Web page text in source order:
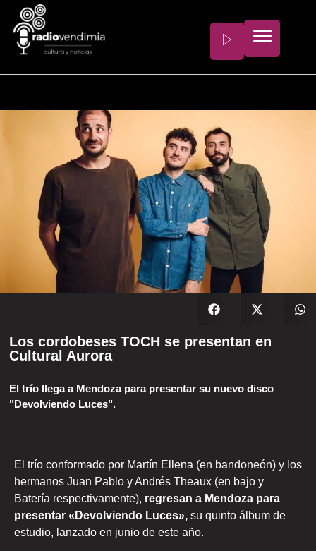
Los cordobeses TOCH se presentan en
Cultural Aurora
El trío llega a Mendoza para presentar su nuevo disco
"Devolviendo Luces".
El trío conformado por Martín Ellena (en bandoneón) y los
hermanos Juan Pablo y Andrés Theaux (en bajo y
Batería respectivamente), regresan a Mendoza para
presentar «Devolviendo Luces», su quinto álbum de
estudio, lanzado en junio de este año.